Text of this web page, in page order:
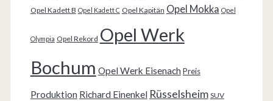
Opel Kadett B Opel Kadett C Opel Kapitän Opel Mokka Opel
Olympia Opel Rekord Opel Werk
Bochum Opel Werk Eisenach Preis
Produktion Richard Einenkel Rüsselsheim SUV